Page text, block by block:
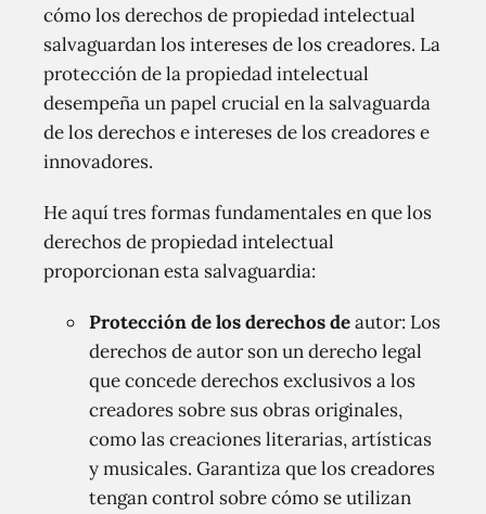
cómo los derechos de propiedad intelectual
salvaguardan los intereses de los creadores. La
protección de la propiedad intelectual
desempeña un papel crucial en la salvaguarda
de los derechos e intereses de los creadores e
innovadores.
He aquí tres formas fundamentales en que los
derechos de propiedad intelectual
proporcionan esta salvaguardia:
Protección de los derechos deautor: Los
derechos de autor son un derecho legal
que concede derechos exclusivos a los
creadores sobre sus obras originales,
como las creaciones literarias, artísticas
y musicales. Garantiza que los creadores
tengan control sobre cómo se utilizan